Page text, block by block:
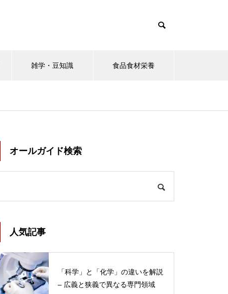
雑学・豆知識 食品食材栄養
オールガイド検索
人気記事
「科学」と「化学」の違いを解説
– 広義と狭義で異なる専門領域